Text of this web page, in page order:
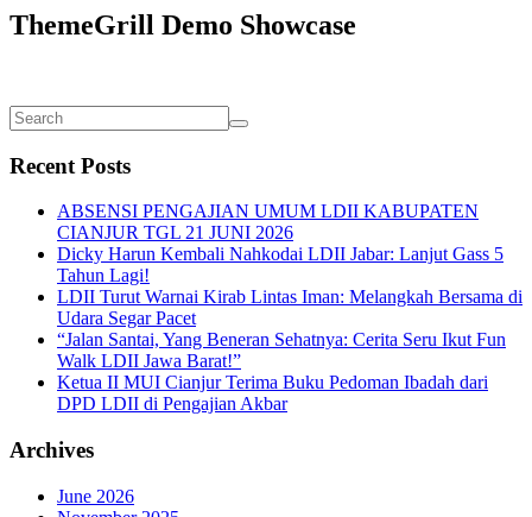
ThemeGrill Demo Showcase
Recent Posts
ABSENSI PENGAJIAN UMUM LDII KABUPATEN
CIANJUR TGL 21 JUNI 2026
Dicky Harun Kembali Nahkodai LDII Jabar: Lanjut Gass 5
Tahun Lagi!
LDII Turut Warnai Kirab Lintas Iman: Melangkah Bersama di
Udara Segar Pacet
“Jalan Santai, Yang Beneran Sehatnya: Cerita Seru Ikut Fun
Walk LDII Jawa Barat!”
Ketua II MUI Cianjur Terima Buku Pedoman Ibadah dari
DPD LDII di Pengajian Akbar
Archives
June 2026